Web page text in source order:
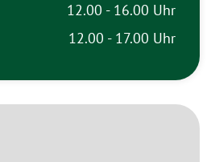
12.00 - 16.00 Uhr
12.00 - 17.00 Uhr